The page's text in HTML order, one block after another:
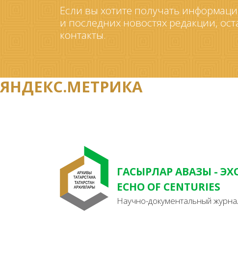
Если вы хотите получать
и последних новостях редакции,
контакты.
ЯНДЕКС.МЕТРИКА
ГАСЫРЛАР АВАЗЫ -
ECHO OF CENTURIES
Научно-документальный